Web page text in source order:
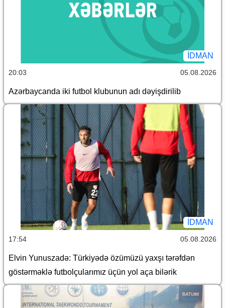
İDMAN
20:03 05.08.2026
Azərbaycanda iki futbol klubunun adı dəyişdirilib
İDMAN
17:54 05.08.2026
Elvin Yunuszadə: Türkiyədə özümüzü yaxşı tərəfdən
göstərməklə futbolçularımız üçün yol aça bilərik